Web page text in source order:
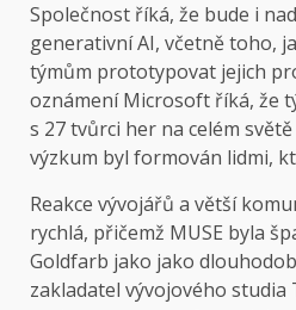
Společnost říká, že bude i
generativní AI, včetně toho,
týmům prototypovat jejich
oznámení Microsoft říká, že
s 27 tvůrci her na celém
výzkum byl formován lidmi,
Reakce vývojářů a větší
rychlá, přičemž MUSE byla
Goldfarb jako jako
zakladatel vývojového studia